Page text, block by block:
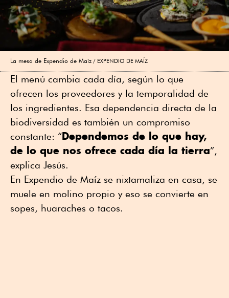
La mesa de Expendio de Maíz EXPENDIO DE MAÍZ
El menú cambia cada día, según lo que
ofrecen los proveedores y la temporalidad de
los ingredientes. Esa dependencia directa de la
biodiversidad es también un compromiso
constante: “Dependemos de lo que hay,
de lo que nos ofrece cada día la tierra”,
explica Jesús.
En Expendio de Maíz se nixtamaliza en casa, se
muele en molino propio y eso se convierte en
sopes, huaraches o tacos.